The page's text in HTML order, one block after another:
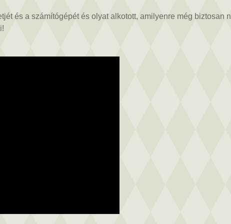
és a számítógépét és olyat alkotott, amilyenre még biztosan